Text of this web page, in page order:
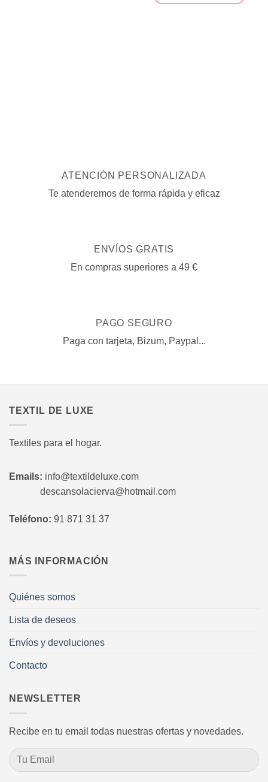
ATENCIÓN PERSONALIZADA
Te atenderemos de forma rápida y eficaz
ENVÍOS GRATIS
En compras superiores a 49 €
PAGO SEGURO
Paga con tarjeta, Bizum, Paypal...
TEXTIL DE LUXE
Textiles para el hogar.
Emails: info@textildeluxe.com
descansolacierva@hotmail.com
Teléfono: 91 871 31 37
MÁS INFORMACIÓN
Quiénes somos
Lista de deseos
Envíos y devoluciones
Contacto
NEWSLETTER
Recibe en tu email todas nuestras ofertas y novedades.